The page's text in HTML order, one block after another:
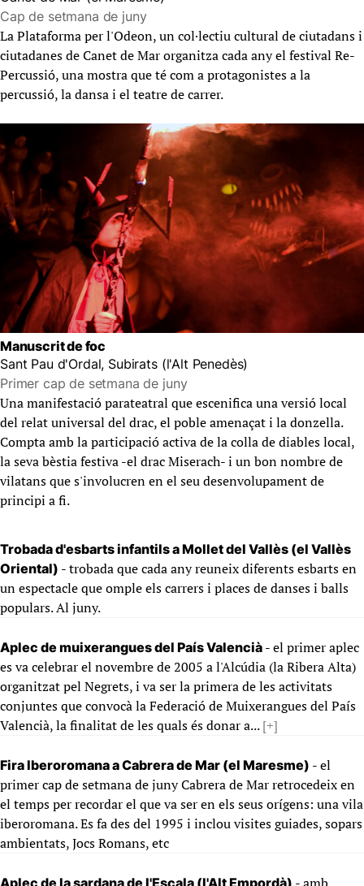
Cap de setmana de juny
La Plataforma per l'Odeon, un col·lectiu cultural de ciutadans i
ciutadanes de Canet de Mar organitza cada any el festival Re-
Percussió, una mostra que té com a protagonistes a la
percussió, la dansa i el teatre de carrer.
Manuscrit de foc
Sant Pau d'Ordal, Subirats (l'Alt Penedès)
Primer cap de setmana de juny
Una manifestació parateatral que escenifica una versió local
del relat universal del drac, el poble amenaçat i la donzella.
Compta amb la participació activa de la colla de diables local,
la seva bèstia festiva -el drac Miserach- i un bon nombre de
vilatans que s'involucren en el seu desenvolupament de
principi a fi.
Trobada d'esbarts infantils a Mollet del Vallès (el Vallès
Oriental) - trobada que cada any reuneix diferents esbarts en
un espectacle que omple els carrers i places de danses i balls
populars. Al juny.
Aplec de muixerangues del País Valencià - el primer aplec
es va celebrar el novembre de 2005 a l'Alcúdia (la Ribera Alta)
organitzat pel Negrets, i va ser la primera de les activitats
conjuntes que convocà la Federació de Muixerangues del País
Valencià, la finalitat de les quals és donar a...[+]
Fira Iberoromana a Cabrera de Mar (el Maresme) - el
primer cap de setmana de juny Cabrera de Mar retrocedeix en
el temps per recordar el que va ser en els seus orígens: una vila
iberoromana. Es fa des del 1995 i inclou visites guiades, sopars
ambientats, Jocs Romans, etc